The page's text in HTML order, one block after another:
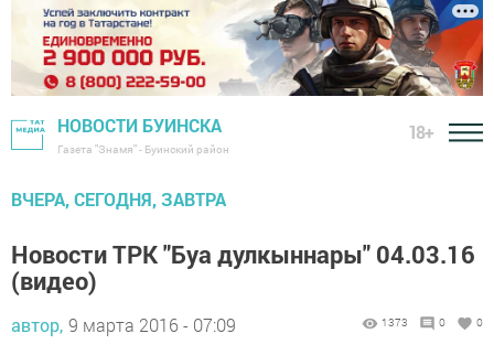
НОВОСТИ БУИНСКА
Газета "Знамя" - Буинский район
18+
ВЧЕРА, СЕГОДНЯ, ЗАВТРА
Новости ТРК "Буа дулкыннары" 04.03.16
(видео)
автор, 9 марта 2016 - 07:09 1373 0 0